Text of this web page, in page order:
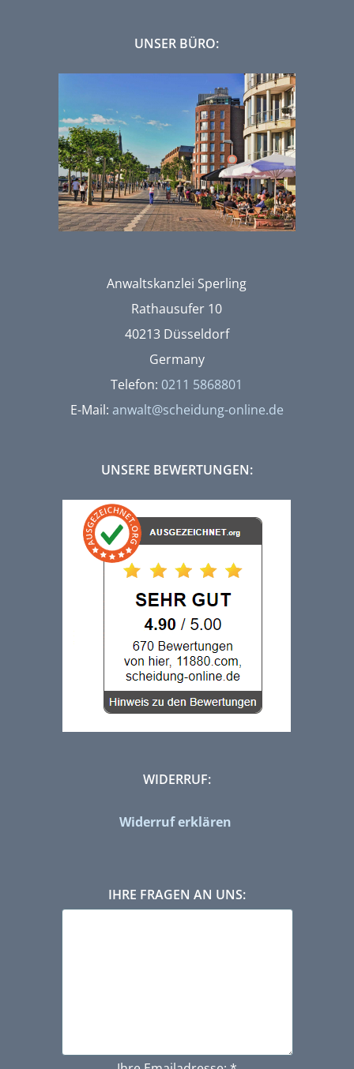
UNSER BÜRO:
Anwaltskanzlei Sperling
Rathausufer 10
40213 Düsseldorf
Germany
Telefon: 0211 5868801
E-Mail: anwalt@scheidung-online.de
UNSERE BEWERTUNGEN:
WIDERRUF:
Widerruf erklären
IHRE FRAGEN AN UNS: